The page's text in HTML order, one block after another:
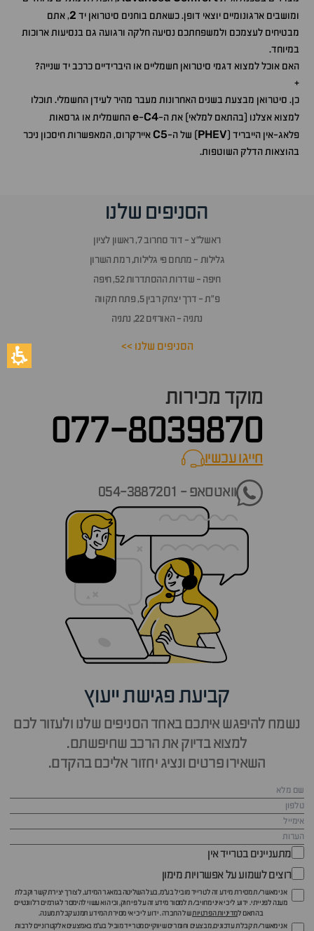
ומושבים ארגונומיים יוצאי דופן. כשאתם בוחנים סיטרואן יד 2, אתם
מבטיחים לעצמכם ולמשפחתכם נסיעה חלקה ורגועה גם בנסיעות ארוכות
במיוחד.
האם אוכל למצוא דגמי סיטרואן חשמליים או היברידיים כרכב יד שנייה?
+
כן. סיטרואן מבצעת בשנים האחרונות מעבר מהיר לעידן החשמלי. תוכלו
למצוא אצלנו (בהתאם למלאי) את ה-
e-C4
החשמלית או גרסאות
פלאג-אין הייבריד (PHEV) של ה-C5 איירקרוס, המאפשרות חיסכון ניכר
בהוצאות הדלק השוטפות.
הסניפים שלנו
ראשל״צ - דוד סחרוב 7, ראשון לציון
גלילות - מתחם פי גלילות, רמת השרון
חיפה - שדרות ההסתדרות 52, חיפה
פ״ת - דרך יצחק רבין 5, פתח תקווה
נתניה - האורזים 22, נתניה
הסניפים שלנו >>
מוקד מכירות
077-8039870
חייגו עכשיוcall now
וואטסאפ - 054-3887201
קביעת פגישת ייעוץ
נשמח להיפגש איתכם באחד הסניפים שלנו ולעזור לכם
למצוא בדיוק את הרכב שחיפשתם.
השאירו פרטים ונציג יחזור אליכם בהקדם.
מתעניינים בטרייד אין
רוצים לשמוע על אפשרויות מימון
אני מאשר/ת מסירת מידע זה לטרייד מוביל בע"מ, בעל השליטה במאגר המידע, לצורך יצירת קשר וקבלת
מענה לפנייתי. ידוע לי כי איני מחויב/ת למסור מידע זה על פי חוק, וכי הוא עשוי להימסר לגורמים רלוונטיים
בהתאם למדיניות הפרטיותשל החברה. ידוע לי כי אי מסירת המידע תמנע קבלת מענה.
אני מאשר/ת קבלת עדכונים, מבצעים וחומרים שיווקיים מטרייד מוביל בע"מ באמצעים אלקטרוניים לרבות